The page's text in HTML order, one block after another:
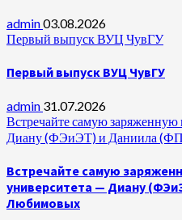
admin03.08.2026
Первый выпуск ВУЦ ЧувГУ
Первый выпуск ВУЦ ЧувГУ
admin 31.07.2026
Встречайте самую
Диану (ФЭиЭТ) и Даниила
Встречайте самую
университета — Диану
Любимовых